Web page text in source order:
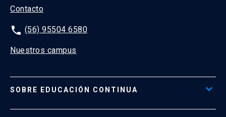
Contacto
phone (56) 95504 6580
Nuestros campus
SOBRE EDUCACIÓN CONTINUA